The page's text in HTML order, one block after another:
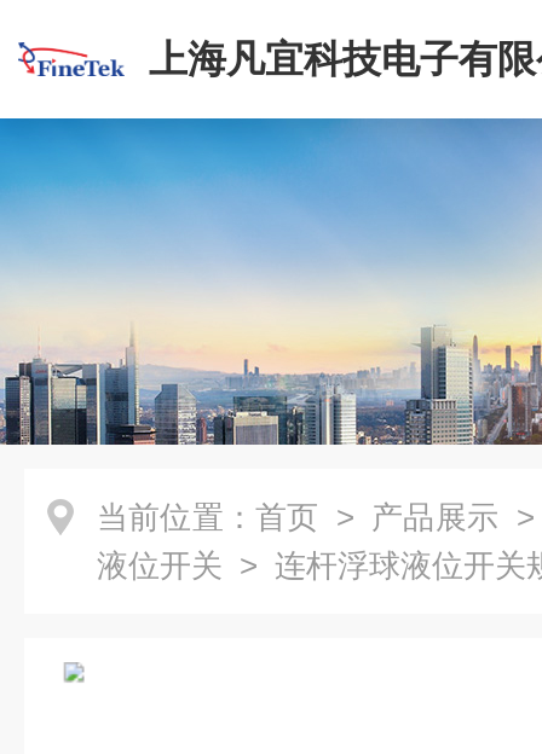
上海凡宜科技电子有
当前位置： 首页 > 产品展示
液位开关 > 连杆浮球液位开关